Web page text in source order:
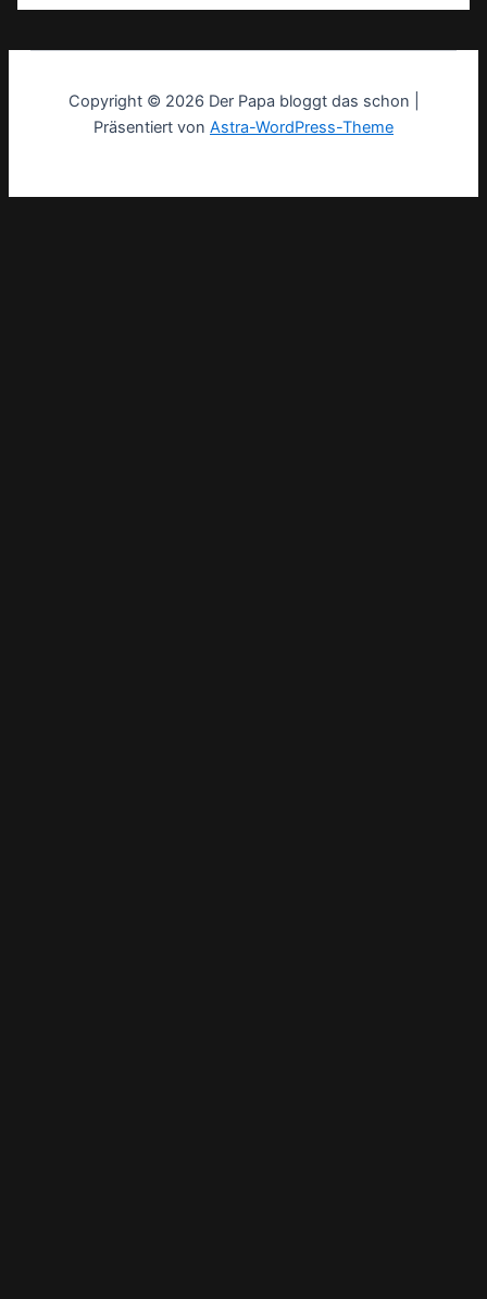
Copyright © 2026 Der Papa bloggt das schon |
Präsentiert von Astra-WordPress-Theme